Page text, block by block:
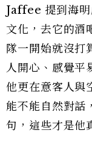
Jaffee 提到海明
文化，去它的酒
隊一開始就沒打
人開心、感覺平
他更在意客人與
能不能自然對話
句，這些才是他